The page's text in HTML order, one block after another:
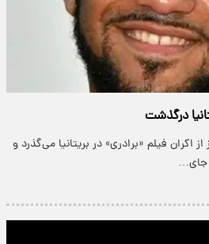
درگذشت
اکران فیلم «برادری» در بریتانیا می‌گذرد و
جای…